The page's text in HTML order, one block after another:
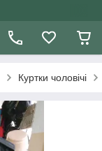
Куртки чоловічі